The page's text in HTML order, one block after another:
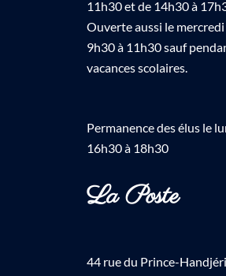
11h30 et de 14h30 à
Ouverte aussi le
9h30 à 11h30 sauf
vacances scolaires.
Permanence des élus le
16h30 à 18h30
La Poste
44 rue du Prince-Handjéri